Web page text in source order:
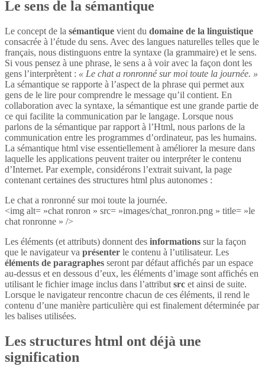
Le sens de la sémantique
Le concept de la sémantique vient du domaine de la linguistique
consacrée à l’étude du sens. Avec des langues naturelles telles que le
français, nous distinguons entre la syntaxe (la grammaire) et le sens.
Si vous pensez à une phrase, le sens a à voir avec la façon dont les
gens l’interprètent : « Le chat a ronronné sur moi toute la journée. »
La sémantique se rapporte à l’aspect de la phrase qui permet aux
gens de le lire pour comprendre le message qu’il contient. En
collaboration avec la syntaxe, la sémantique est une grande partie de
ce qui facilite la communication par le langage. Lorsque nous
parlons de la sémantique par rapport à l’Html, nous parlons de la
communication entre les programmes d’ordinateur, pas les humains.
La sémantique html vise essentiellement à améliorer la mesure dans
laquelle les applications peuvent traiter ou interpréter le contenu
d’Internet. Par exemple, considérons l’extrait suivant, la page
contenant certaines des structures html plus autonomes :
Le chat a ronronné sur moi toute la journée.
<img alt= »chat ronron » src= »images/chat_ronron.png » title= »le
chat ronronne » />
Les éléments (et attributs) donnent des informations sur la façon
que le navigateur va présenter le contenu à l’utilisateur. Les
éléments de paragraphes seront par défaut affichés par un espace
au-dessus et en dessous d’eux, les éléments d’image sont affichés en
utilisant le fichier image inclus dans l’attribut src et ainsi de suite.
Lorsque le navigateur rencontre chacun de ces éléments, il rend le
contenu d’une manière particulière qui est finalement déterminée par
les balises utilisées.
Les structures html ont déjà une
signification